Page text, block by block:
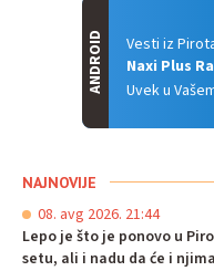
Vesti iz
Naxi Plus
Uvek u
ANDROID
NAJNOVIJE
08. avg 2026. 21:44
Lepo je što je ponovo u
setu, ali i nadu da će i